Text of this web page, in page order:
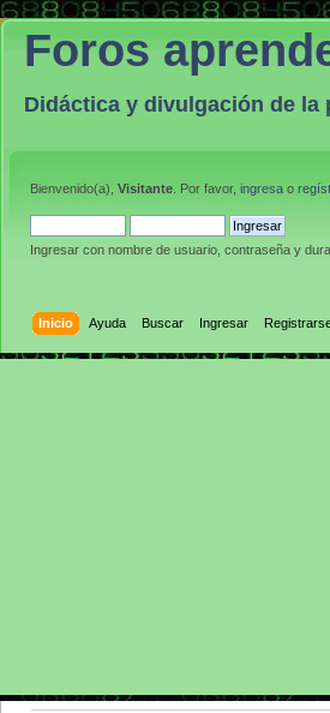
Foros
Didáctica y divulgación de la
Bienvenido(a), Visitante . Por favor, ingresa o
Ingresar con nombre de usuario, contraseña y
Inicio Ayuda Buscar Ingresar